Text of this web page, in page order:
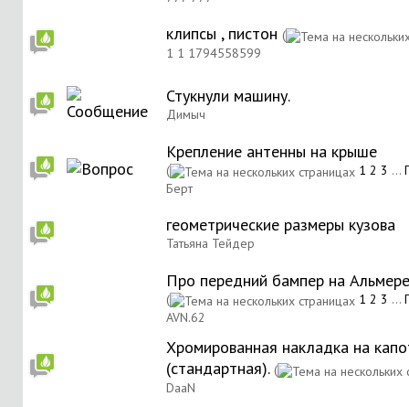
клипсы , пистон (
1 1 1794558599
Стукнули машину.
Димыч
Крепление антенны на крыше
( 1 2 3 ...
Берт
геометрические размеры кузова
Татьяна Тейдер
Про передний бампер на Альмере
( 1 2 3 ...
AVN.62
Хромированная накладка на
(стандартная). (
DaaN